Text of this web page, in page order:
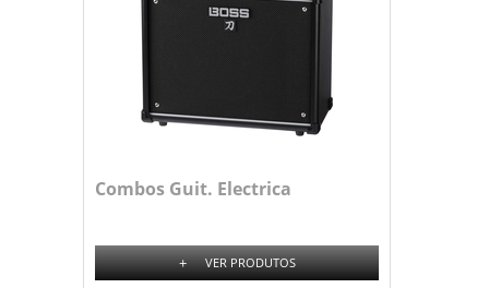
Combos Guit. Electrica
+ VER PRODUTOS